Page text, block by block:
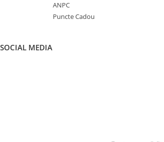
ANPC
Puncte Cadou
MEDIA